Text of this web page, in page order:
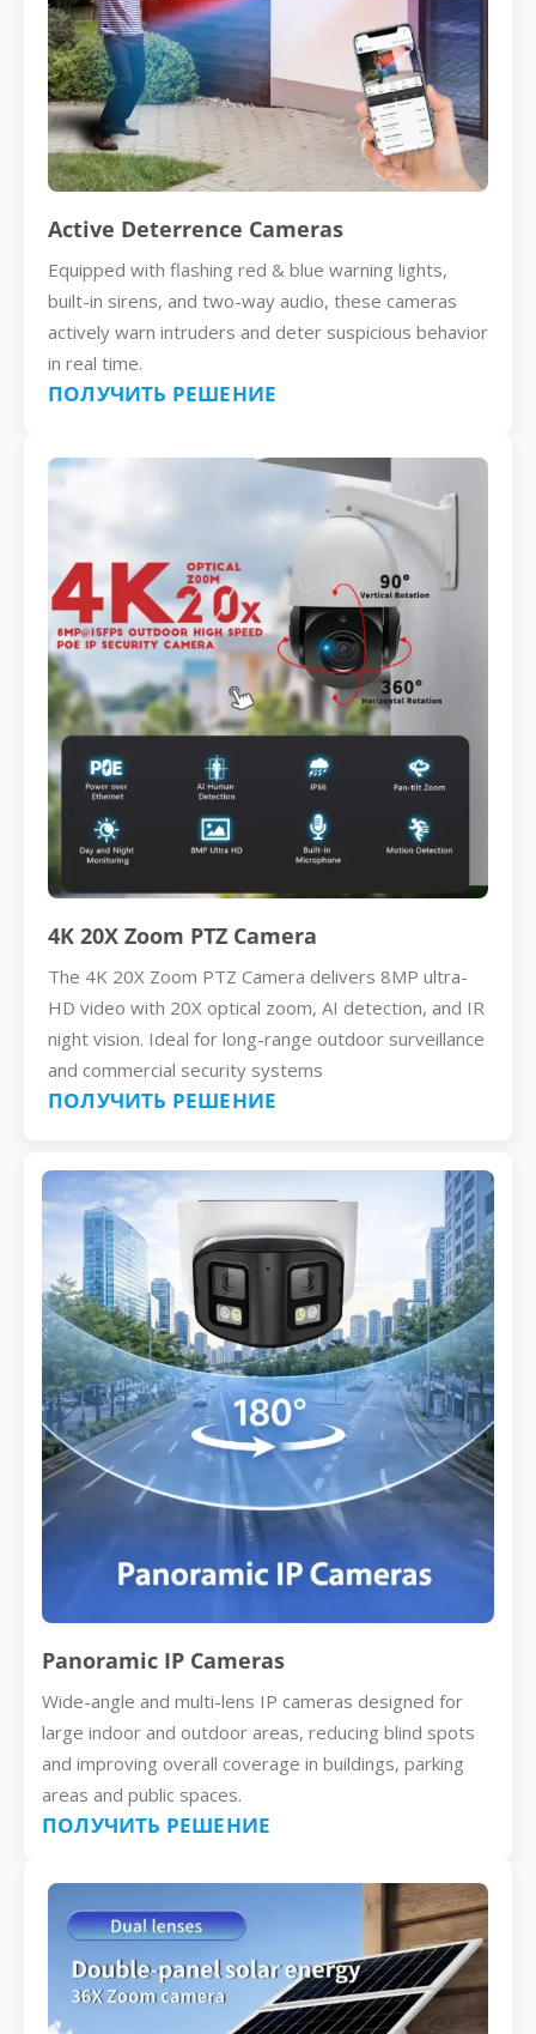
Active Deterrence Cameras
Equipped with flashing red & blue warning lights,
built-in sirens, and two-way audio, these cameras
actively warn intruders and deter suspicious behavior
in real time.
ПОЛУЧИТЬ РЕШЕНИЕ
4K 20X Zoom PTZ Camera
The 4K 20X Zoom PTZ Camera delivers 8MP ultra-
HD video with 20X optical zoom, AI detection, and IR
night vision. Ideal for long-range outdoor surveillance
and commercial security systems
ПОЛУЧИТЬ РЕШЕНИЕ
Panoramic IP Cameras
Wide-angle and multi-lens IP cameras designed for
large indoor and outdoor areas, reducing blind spots
and improving overall coverage in buildings, parking
areas and public spaces.
ПОЛУЧИТЬ РЕШЕНИЕ